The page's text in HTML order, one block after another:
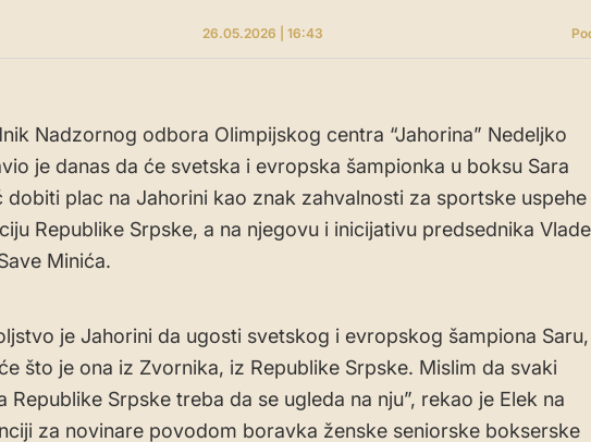
26.05.2026 | 16:43
Nadzornog odbora Olimpijskog centra “Jahorina” Nedeljko
je danas da će svetska i evropska šampionka u boksu Sara
dobiti plac na Jahorini kao znak zahvalnosti za sportske uspehe
Republike Srpske, a na njegovu i inicijativu predsednika Vlade
Minića.
je Jahorini da ugosti svetskog i evropskog šampiona Saru,
što je ona iz Zvornika, iz Republike Srpske. Mislim da svaki
Republike Srpske treba da se ugleda na nju”, rekao je Elek na
za novinare povodom boravka ženske seniorske bokserske